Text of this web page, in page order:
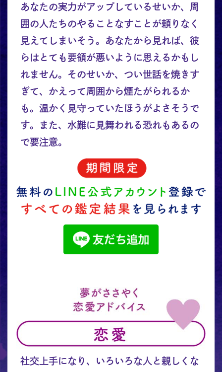
あなたの実力がアップしているせいか、周
囲の人たちのやることなすことが頼りなく
見えてしまいそう。あなたから見れば、彼
らはとても要領が悪いように思えるかもし
れません。そのせいか、つい世話を焼きす
ぎて、かえって周囲から煙たがられるか
も。温かく見守っていたほうがよさそうで
す。また、水難に見舞われる恐れもあるの
で要注意。
社交上手になり、いろいろな人と親しくな